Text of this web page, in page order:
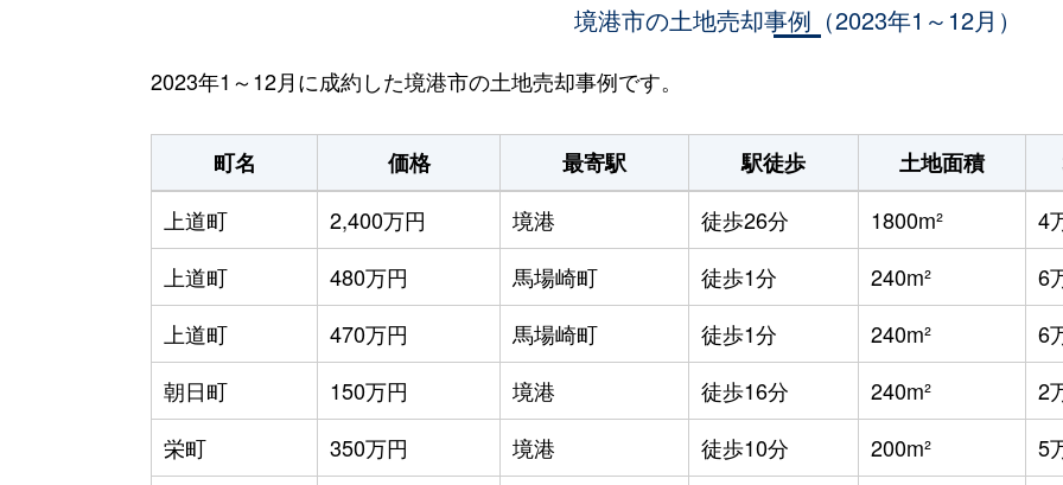
境港市の土地売却事例（2023年1～12月）
2023年1～12月に成約した境港市の土地売却事例です。
町名 価格 最寄駅 駅徒歩 土地面積
上道町
2,400万円 境港 徒歩26分 1800m² 4
上道町
480万円 馬場崎町 徒歩1分 240m² 6
上道町
470万円 馬場崎町 徒歩1分 240m² 6
朝日町
150万円 境港 徒歩16分 240m² 2
栄町
350万円 境港 徒歩10分 200m² 5